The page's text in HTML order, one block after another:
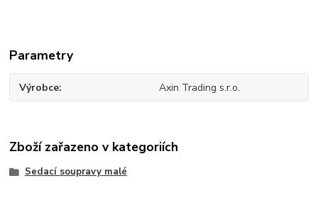
Parametry
Výrobce Axin Trading s.r.o.
Zboží zařazeno v kategoriích
Sedací soupravy malé